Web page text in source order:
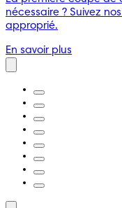
nécessaire ? Suivez
approprié.
En savoir plus